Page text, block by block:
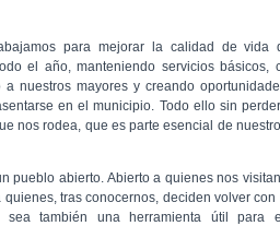
para mejorar la calidad de vida
el año, manteniendo servicios básicos,
nuestros mayores y creando
en el municipio. Todo ello sin
nos rodea, que es parte esencial de
pueblo abierto. Abierto a quienes nos
tras conocernos, deciden volver con
sea también una herramienta útil para